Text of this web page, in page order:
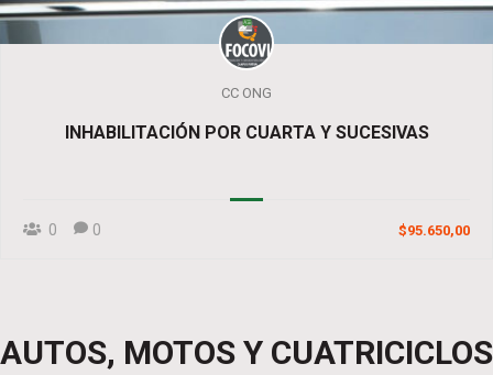
CC ONG
INHABILITACIÓN POR CUARTA Y SUCESIVAS
0 0 $95.650,00
AUTOS, MOTOS Y CUATRICICLOS